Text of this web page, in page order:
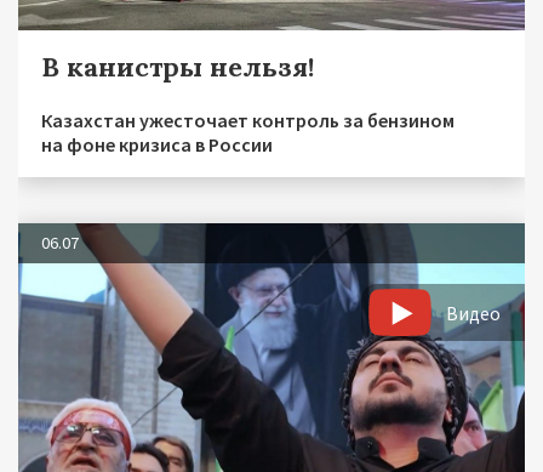
В канистры нельзя!
Казахстан ужесточает контроль за бензином
на фоне кризиса в России
06.07
Видео